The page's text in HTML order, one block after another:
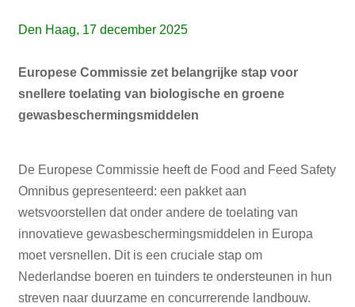
Den Haag, 17 december 2025
Europese Commissie zet belangrijke stap voor
snellere toelating van biologische en groene
gewasbeschermingsmiddelen
De Europese Commissie heeft de Food and Feed Safety
Omnibus gepresenteerd: een pakket aan
wetsvoorstellen dat onder andere de toelating van
innovatieve gewasbeschermingsmiddelen in Europa
moet versnellen. Dit is een cruciale stap om
Nederlandse boeren en tuinders te ondersteunen in hun
streven naar duurzame en concurrerende landbouw.